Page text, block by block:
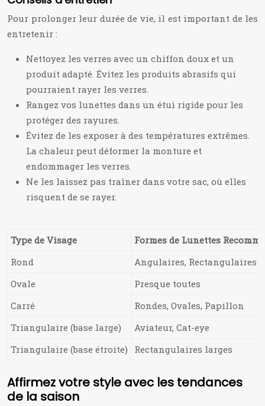
Pour prolonger leur durée de vie, il est important de les
entretenir :
Nettoyez les verres avec un chiffon doux et un
produit adapté. Évitez les produits abrasifs qui
pourraient rayer les verres.
Rangez vos lunettes dans un étui rigide pour les
protéger des rayures.
Évitez de les exposer à des températures extrêmes.
La chaleur peut déformer la monture et
endommager les verres.
Ne les laissez pas traîner dans votre sac, où elles
risquent de se rayer.
Type de Visage
Formes de Lunettes
Rond
Angulaires, Rectangulaires
Ovale
Presque toutes
Carré
Rondes, Ovales, Papillon
Triangulaire (base large)
Aviateur, Cat-eye
Triangulaire (base étroite)
Rectangulaires larges
Affirmez votre style avec les tendances
de la saison